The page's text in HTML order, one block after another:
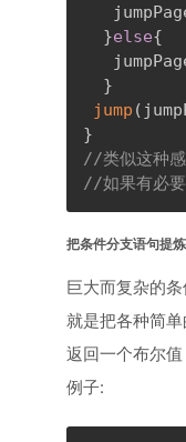
}else{
}
jump (
}
//类似这种感
//如果有必要
把条件分支语句提
巨大而复杂的
就是把各种简
返回一个布尔值
例子: